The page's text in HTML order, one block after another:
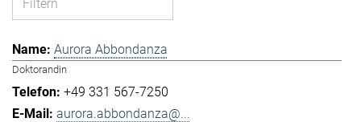
Aurora Abbondanza
Doktorandin
+49 331 567-7250
aurora.abbondanza@...